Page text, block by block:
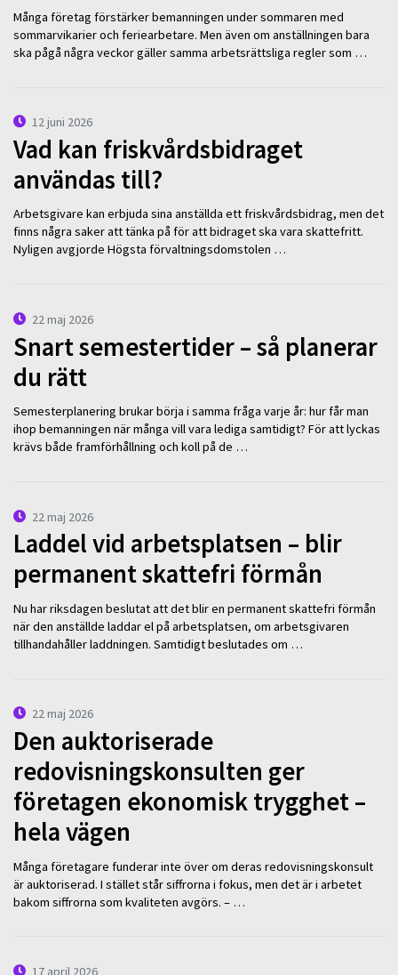
Många företag förstärker bemanningen under sommaren med
sommarvikarier och feriearbetare. Men även om anställningen bara
ska pågå några veckor gäller samma arbetsrättsliga regler som …
12 juni 2026
Vad kan friskvårdsbidraget
användas till?
Arbetsgivare kan erbjuda sina anställda ett friskvårdsbidrag, men det
finns några saker att tänka på för att bidraget ska vara skattefritt.
Nyligen avgjorde Högsta förvaltningsdomstolen …
22 maj 2026
Snart semestertider – så planerar
du rätt
Semesterplanering brukar börja i samma fråga varje år: hur får man
ihop bemanningen när många vill vara lediga samtidigt? För att lyckas
krävs både framförhållning och koll på de …
22 maj 2026
Laddel vid arbetsplatsen – blir
permanent skattefri förmån
Nu har riksdagen beslutat att det blir en permanent skattefri förmån
när den anställde laddar el på arbetsplatsen, om arbetsgivaren
tillhandahåller laddningen. Samtidigt beslutades om …
22 maj 2026
Den auktoriserade
redovisningskonsulten ger
företagen ekonomisk trygghet –
hela vägen
Många företagare funderar inte över om deras redovisningskonsult
är auktoriserad. I stället står siffrorna i fokus, men det är i arbetet
bakom siffrorna som kvaliteten avgörs. – …
17 april 2026